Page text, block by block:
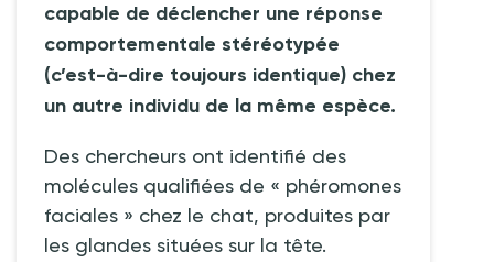
capable de déclencher une réponse
comportementale stéréotypée
(c’est-à-dire toujours identique) chez
un autre individu de la même espèce.
Des chercheurs ont identifié des
molécules qualifiées de « phéromones
faciales » chez le chat, produites par
les glandes situées sur la tête.